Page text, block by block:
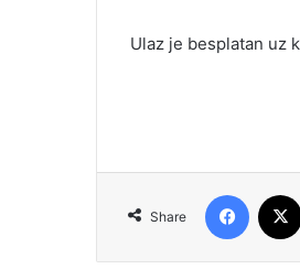
Ulaz je besplatan uz
Share